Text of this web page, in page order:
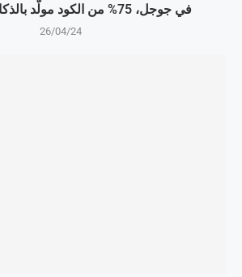
في جوجل، 75% من الكود مولّد بالذكاء الاصطناعي
26/04/24